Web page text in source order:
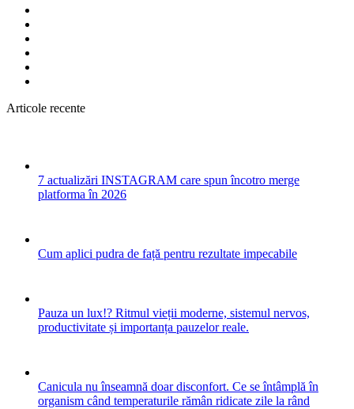
Articole recente
7 actualizări INSTAGRAM care spun încotro merge
platforma în 2026
Cum aplici pudra de față pentru rezultate impecabile
Pauza un lux!? Ritmul vieții moderne, sistemul nervos,
productivitate și importanța pauzelor reale.
Canicula nu înseamnă doar disconfort. Ce se întâmplă în
organism când temperaturile rămân ridicate zile la rând